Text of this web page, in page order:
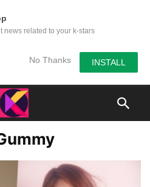
news related to your k-stars
No Thanks INSTALL